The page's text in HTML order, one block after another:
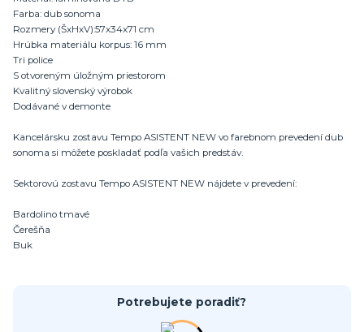
Farba: dub sonoma
Rozmery (ŠxHxV):57x34x71 cm
Hrúbka materiálu korpus: 16 mm
Tri police
S otvoreným úložným priestorom
Kvalitný slovenský výrobok
Dodávané v demonte
Kancelársku zostavu Tempo ASISTENT NEW vo farebnom prevedení dub
sonoma si môžete poskladať podľa vašich predstáv.
Sektorovú zostavu Tempo ASISTENT NEW nájdete v prevedení:
Bardolino tmavé
Čerešňa
Buk
Potrebujete poradiť?